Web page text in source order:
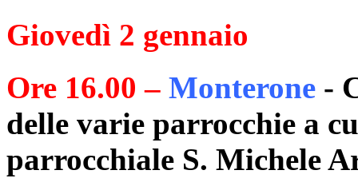
Giovedì 2 gennaio
Ore 16.00 – Monterone -
delle varie parrocchie a
parrocchiale S. Michele